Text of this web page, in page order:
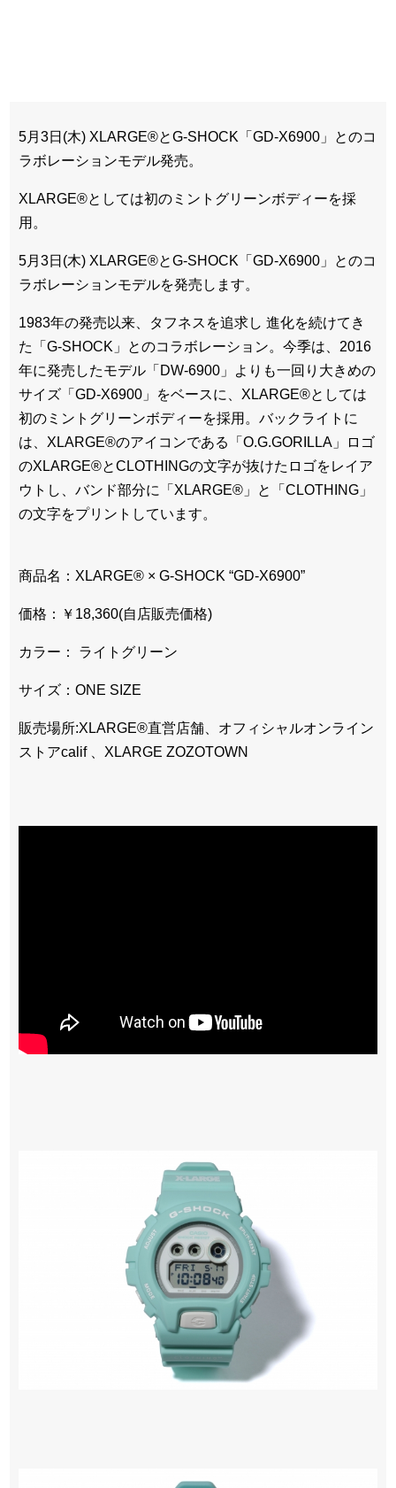
5月3日(木) XLARGE®とG-SHOCK「GD-X6900」とのコ
ラボレーションモデル発売。
XLARGE®としては初のミントグリーンボディーを採
用。
5月3日(木) XLARGE®とG-SHOCK「GD-X6900」とのコ
ラボレーションモデルを発売します。
1983年の発売以来、タフネスを追求し 進化を続けてき
た「G-SHOCK」とのコラボレーション。今季は、2016
年に発売したモデル「DW-6900」よりも一回り大きめの
サイズ「GD-X6900」をベースに、XLARGE®としては
初のミントグリーンボディーを採用。バックライトに
は、XLARGE®のアイコンである「O.G.GORILLA」ロゴ
のXLARGE®とCLOTHINGの文字が抜けたロゴをレイア
ウトし、バンド部分に「XLARGE®」と「CLOTHING」
の文字をプリントしています。
商品名：XLARGE® × G-SHOCK “GD-X6900”
価格：￥18,360(自店販売価格)
カラー： ライトグリーン
サイズ：ONE SIZE
販売場所:XLARGE®直営店舗、オフィシャルオンライン
ストアcalif 、XLARGE ZOZOTOWN